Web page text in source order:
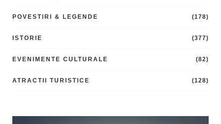
POVESTIRI & LEGENDE (178)
ISTORIE (377)
EVENIMENTE CULTURALE (82)
ATRACTII TURISTICE (128)